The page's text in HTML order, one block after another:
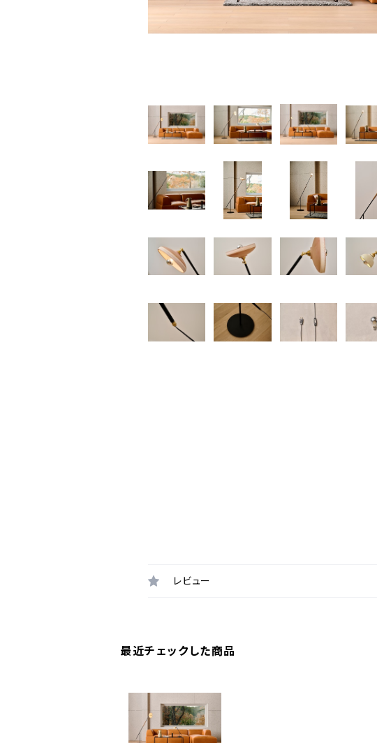
レビュー
最近チェックした商品